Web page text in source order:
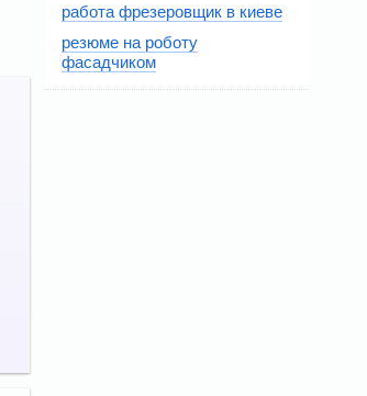
работа фрезеровщик в киеве
резюме на роботу
фасадчиком